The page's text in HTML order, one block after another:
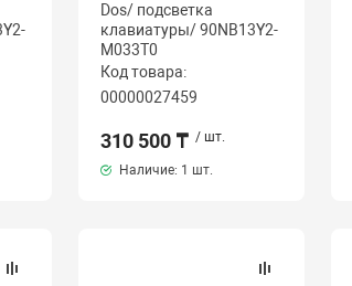
Dos/ подсветка
клавиатуры/ 90NB13Y2-
M033T0
Код товара:
00000027459
310 500 ₸ / шт.
Наличие: 1 шт.